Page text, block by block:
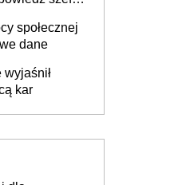
społecznej
dane
kar